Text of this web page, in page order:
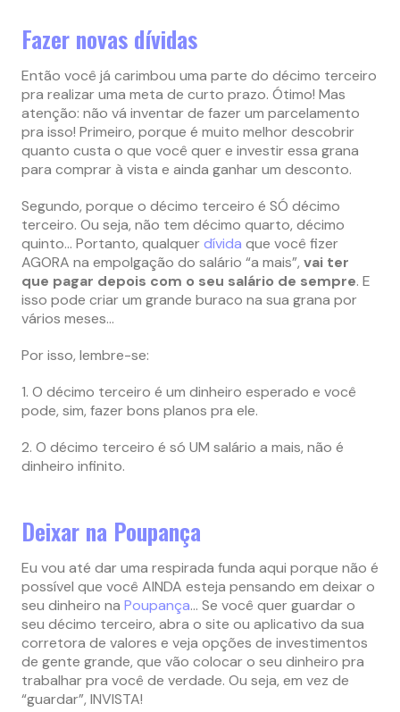
Fazer novas dívidas
Então você já carimbou uma parte do décimo terceiro
pra realizar uma meta de curto prazo. Ótimo! Mas
atenção: não vá inventar de fazer um parcelamento
pra isso! Primeiro, porque é muito melhor descobrir
quanto custa o que você quer e investir essa grana
para comprar à vista e ainda ganhar um desconto.
Segundo, porque o décimo terceiro é SÓ décimo
terceiro. Ou seja, não tem décimo quarto, décimo
quinto… Portanto, qualquerdívida que você fizer
AGORA na empolgação do salário “a mais”, vai ter
que pagar depois com o seu salário de sempre. E
isso pode criar um grande buraco na sua grana por
vários meses…
Por isso, lembre-se:
1. O décimo terceiro é um dinheiro esperado e você
pode, sim, fazer bons planos pra ele.
2. O décimo terceiro é só UM salário a mais, não é
dinheiro infinito.
Deixar na Poupança
Eu vou até dar uma respirada funda aqui porque não é
possível que você AINDA esteja pensando em deixar o
seu dinheiro na Poupança… Se você quer guardar o
seu décimo terceiro, abra o site ou aplicativo da sua
corretora de valores e veja opções de investimentos
de gente grande, que vão colocar o seu dinheiro pra
trabalhar pra você de verdade. Ou seja, em vez de
“guardar”, INVISTA!